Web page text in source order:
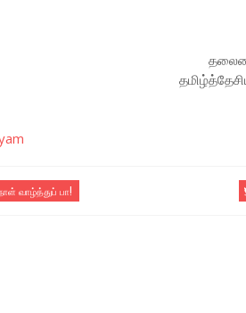
வாழ்த்துப் பா!